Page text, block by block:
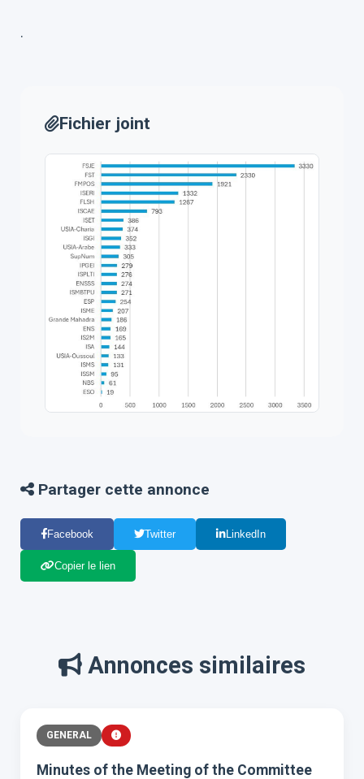
.
Fichier joint
Partager cette annonce
Facebook Twitter LinkedIn
Copier le lien
Annonces similaires
GENERAL
Minutes of the Meeting of the Committee